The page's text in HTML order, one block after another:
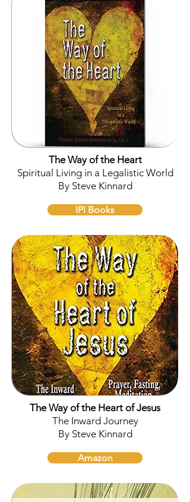
The Way of the Heart
Spiritual Living in a Legalistic World
By Steve Kinnard
IPI Books
The Way of the Heart of Jesus
The Inward Journey
By Steve Kinnard
Amazon